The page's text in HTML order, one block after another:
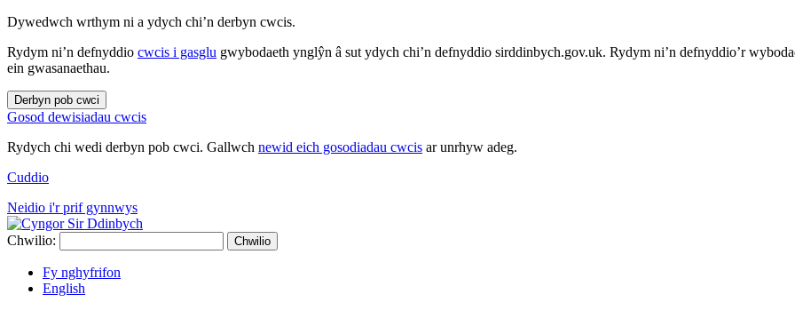
Dywedwch wrthym ni a ydych chi’n derbyn cwcis.
Rydym ni’n defnyddio cwcis i gasglu gwybodaeth ynglŷn â sut ydych chi’n defnyddio sirddinbych.gov.uk. Rydym ni’n defnyddio’r
ein gwasanaethau.
Derbyn pob cwci
Gosod dewisiadau cwcis
Rydych chi wedi derbyn pob cwci. Gallwch newid eich gosodiadau cwcis ar unrhyw adeg.
Cuddio
Neidio i'r prif gynnwys
Chwilio: Chwilio
Fy nghyfrifon
English